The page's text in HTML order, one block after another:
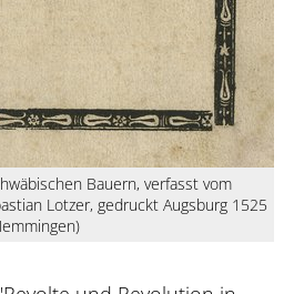
Bauern, verfasst vom
Lotzer, gedruckt Augsburg 1525